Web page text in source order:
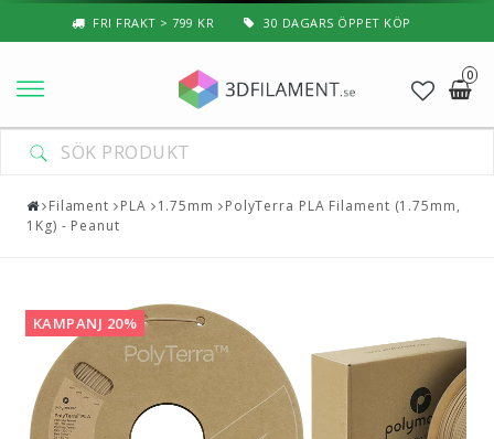
FRI FRAKT > 799 KR 30 DAGARS ÖPPET KÖP
0
Nyheter & Populärt
Filament
3D-Skrivare — Tillbehör
3D-Skrivare — Delar
Resin
Filament PLA 1.75mm
PolyTerra PLA Filament (1.75mm,
1Kg) - Peanut
KAMPANJ 20%